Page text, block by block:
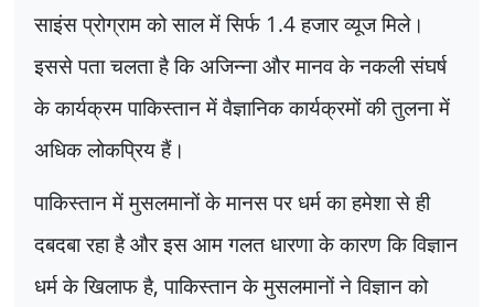
साइंस प्रोग्राम को साल में सिर्फ 1.4हजार व्यूज मिले।
इससे पता चलता है कि अजिन्ना और मानव के नकली संघर्ष
के कार्यक्रम पाकिस्तान में वैज्ञानिक कार्यक्रमों की तुलना में
अधिक लोकप्रिय हैं।
पाकिस्तान में मुसलमानों के मानस पर धर्म का हमेशा से ही
दबदबा रहा है और इस आम गलत धारणा के कारण कि विज्ञान
धर्म के खिलाफ है,पाकिस्तान के मुसलमानों ने विज्ञान को